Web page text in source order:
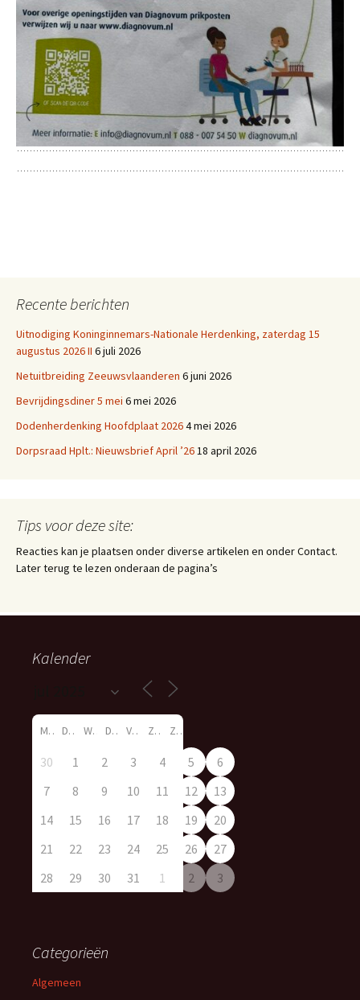
Recente berichten
Uitnodiging Koninginnemars-Nationale Herdenking, zaterdag 15
augustus 2026 II 6 juli 2026
Netuitbreiding Zeeuwsvlaanderen 6 juni 2026
Bevrijdingsdiner 5 mei 6 mei 2026
Dodenherdenking Hoofdplaat 20264 mei 2026
Dorpsraad Hplt.: Nieuwsbrief April ’2618 april 2026
Tips voor deze site:
Reacties kan je plaatsen onder diverse artikelen en onder Contact.
Later terug te lezen onderaan de pagina’s
Kalender
M D W D V Z Z
30 1 2 3 4 5
6
7
8 9 10 11 12
13
14
15 16 17 18 19
20
21
22 23 24 25 26
27
28
29 30 31 1 2 3
Categorieën
Algemeen